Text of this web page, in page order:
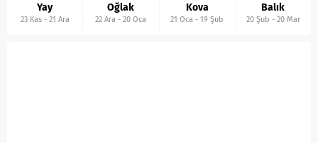
Yay
23 Kas- 21 Ara
Oğlak
22 Ara -20 Oca
Kova
21 Oca -19 Şub
Balık
20 Şub - 20 Mar